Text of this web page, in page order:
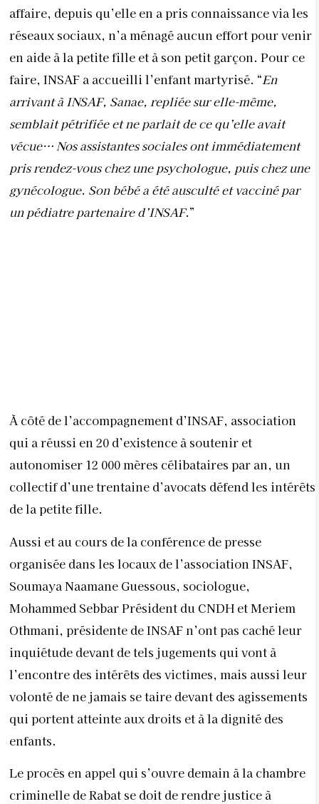
affaire, depuis qu’elle en a pris connaissance via les
réseaux sociaux, n’a ménagé aucun effort pour venir
en aide à la petite fille et à son petit garçon. Pour ce
faire, INSAF a accueilli l’enfant martyrisé. “En
arrivant à INSAF, Sanae, repliée sur elle-même,
semblait pétrifiée et ne parlait de ce qu’elle avait
vécue… Nos assistantes sociales ont immédiatement
pris rendez-vous chez une psychologue, puis chez une
gynécologue. Son bébé a été ausculté et vacciné par
un pédiatre partenaire d’INSAF.”
À côté de l’accompagnement d’INSAF, association
qui a réussi en 20 d’existence à soutenir et
autonomiser 12 000 mères célibataires par an, un
collectif d’une trentaine d’avocats défend les intérêts
de la petite fille.
Aussi et au cours de la conférence de presse
organisée dans les locaux de l’association INSAF,
Soumaya Naamane Guessous, sociologue,
Mohammed Sebbar Président du CNDH et Meriem
Othmani, présidente de INSAF n’ont pas caché leur
inquiétude devant de tels jugements qui vont à
l’encontre des intérêts des victimes, mais aussi leur
volonté de ne jamais se taire devant des agissements
qui portent atteinte aux droits et à la dignité des
enfants.
Le procès en appel qui s’ouvre demain à la chambre
criminelle de Rabat se doit de rendre justice à